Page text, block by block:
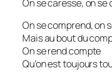
On se caresse, on se
On se comprend, on
Mais au bout du
On se rend compte
Qu’on est toujours